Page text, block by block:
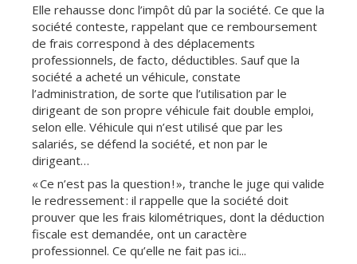
Elle rehausse donc l’impôt dû par la société. Ce que la
société conteste, rappelant que ce remboursement
de frais correspond à des déplacements
professionnels, de facto, déductibles. Sauf que la
société a acheté un véhicule, constate
l’administration, de sorte que l’utilisation par le
dirigeant de son propre véhicule fait double emploi,
selon elle. Véhicule qui n’est utilisé que par les
salariés, se défend la société, et non par le
dirigeant…
« Ce n’est pas la question ! », tranche le juge qui valide
le redressement : il rappelle que la société doit
prouver que les frais kilométriques, dont la déduction
fiscale est demandée, ont un caractère
professionnel. Ce qu’elle ne fait pas ici...